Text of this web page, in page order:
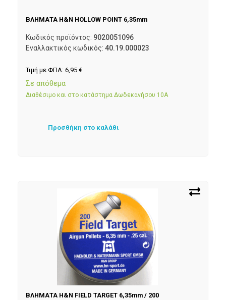
ΒΛΗΜΑΤΑ H&N HOLLOW POINT 6,35mm
Κωδικός προϊόντος: 9020051096
Εναλλακτικός κωδικός: 40.19.000023
Τιμή με ΦΠΑ: 6,95 €
Σε απόθεμα
Διαθέσιμο και στο κατάστημα Δωδεκανήσου 10Α
Προσθήκη στο καλάθι
ΒΛΗΜΑΤΑ H&N FIELD TARGET 6,35mm / 200